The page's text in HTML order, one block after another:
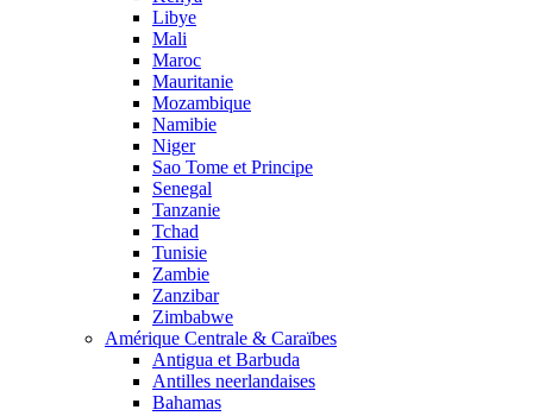
Libye
Mali
Maroc
Mauritanie
Mozambique
Namibie
Niger
Sao Tome et Principe
Senegal
Tanzanie
Tchad
Tunisie
Zambie
Zanzibar
Zimbabwe
Amérique Centrale & Caraïbes
Antigua et Barbuda
Antilles neerlandaises
Bahamas